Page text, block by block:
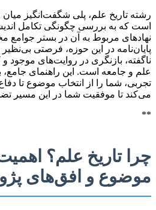
رشته تاریخ علم، پلی شگفت‌انگیز میان
است که به بررسی چگونگی تکامل
نهادهای مربوط به آن در بستر جوامع
پایان‌نامه در این حوزه، فرصتی
ناگفته، بازنگری در روایت‌های
علم و جامعه است. این راهنمای جامع،
تجربی، شما را از انتخاب موضوع تا
می‌کند تا موفقیت شما در این مسیر
**
چرا تاریخ علم؟
موضوع و افق‌های